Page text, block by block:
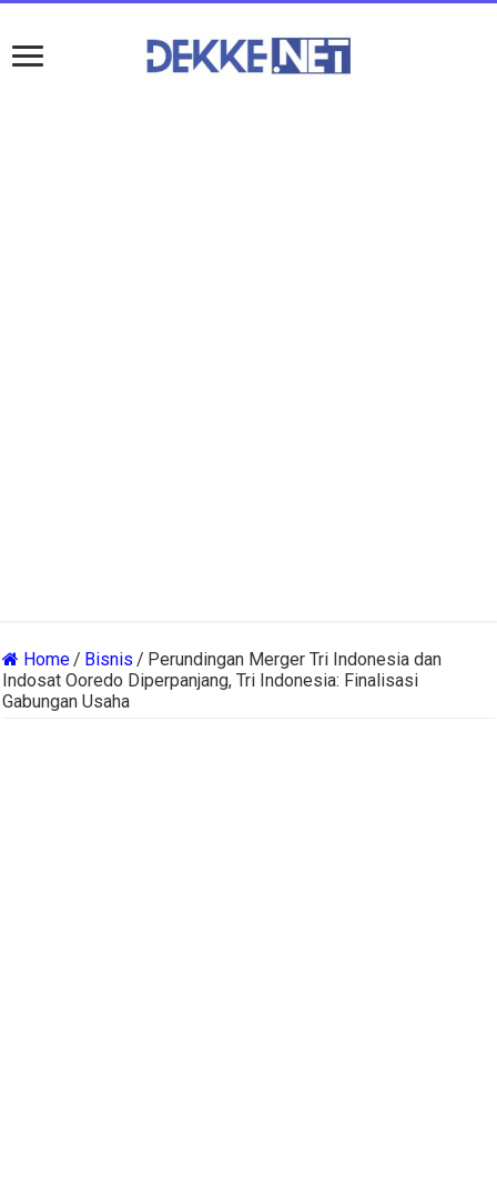
Home/ Bisnis / Perundingan Merger Tri Indonesia dan
Indosat Ooredo Diperpanjang, Tri Indonesia: Finalisasi
Gabungan Usaha